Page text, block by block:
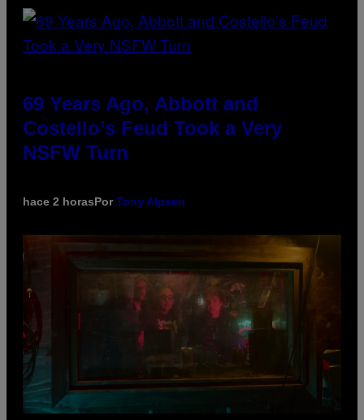
69 Years Ago, Abbott and
Costello’s Feud Took a Very
NSFW Turn
hace 2 horasPorTony Alpsen